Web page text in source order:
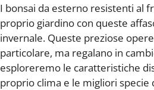
I bonsai da esterno resistenti al
proprio giardino con queste
invernale. Queste preziose
particolare, ma regalano in
esploreremo le caratteristiche
proprio clima e le migliori specie